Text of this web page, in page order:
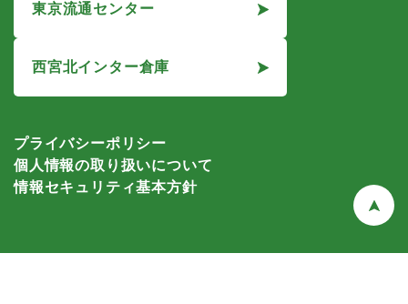
東京流通センター
西宮北インター倉庫
プライバシーポリシー
個人情報の取り扱いについて
情報セキュリティ基本方針